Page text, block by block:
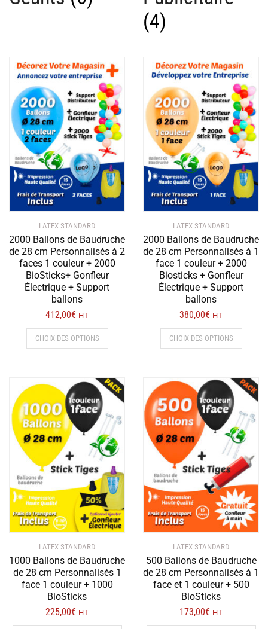
(4)
LATEX STANDARD
2000 Ballons de Baudruche
de 28 cm Personnalisés à 2
faces 1 couleur + 2000
BioSticks+ Gonfleur
Électrique + Support
ballons
412,00€ HT
CHOIX DES OPTIONS
Ce
variations.
Les
options
peuvent
être
choisies
sur
la
page
du
produit
LATEX STANDARD
2000 Ballons de Baudruche
de 28 cm Personnalisés à 1
face 1 couleur + 2000
Biosticks + Gonfleur
Électrique + Support
ballons
380,00€ HT
CHOIX DES OPTIONS
Ce
Les
options
peuvent
être
sur
page
du
produit
LATEX STANDARD
1000 Ballons de Baudruche
de 28 cm Personnalisés 1
face 1 couleur + 1000
BioSticks
225,00€ HT
Ce
LATEX STANDARD
500 Ballons de Baudruche
de 28 cm Personnalisés à 1
face et 1 couleur + 500
BioSticks
173,00€ HT
Ce